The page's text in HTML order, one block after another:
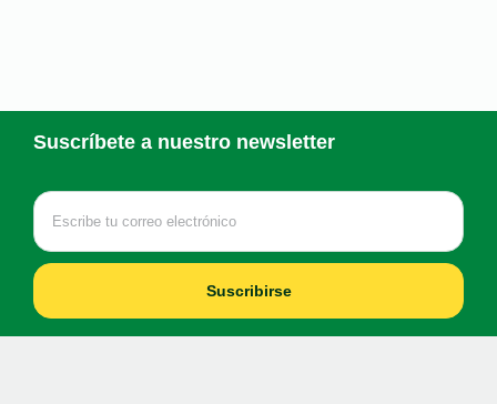
Suscríbete a nuestro newsletter
Suscribirse